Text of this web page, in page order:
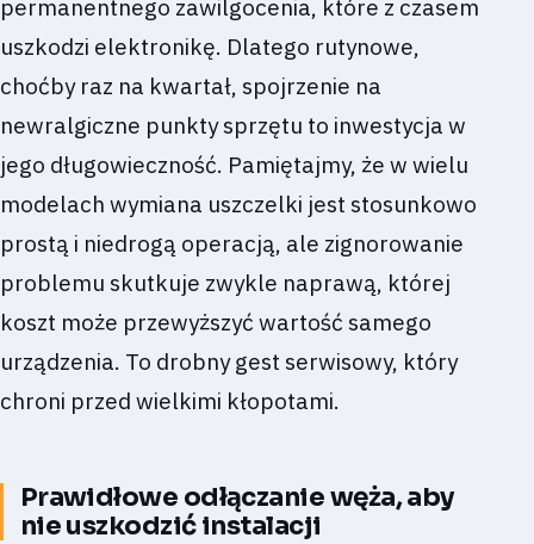
permanentnego zawilgocenia, które z czasem
uszkodzi elektronikę. Dlatego rutynowe,
choćby raz na kwartał, spojrzenie na
newralgiczne punkty sprzętu to inwestycja w
jego długowieczność. Pamiętajmy, że w wielu
modelach wymiana uszczelki jest stosunkowo
prostą i niedrogą operacją, ale zignorowanie
problemu skutkuje zwykle naprawą, której
koszt może przewyższyć wartość samego
urządzenia. To drobny gest serwisowy, który
chroni przed wielkimi kłopotami.
Prawidłowe odłączanie węża, aby
nie uszkodzić instalacji